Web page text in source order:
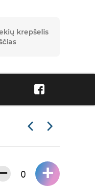
krepšelis
+